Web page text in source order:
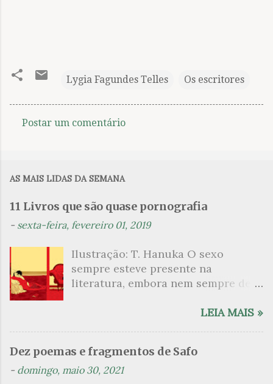
Lygia Fagundes Telles Os escritores
n
i
o
Postar um comentário
AS MAIS LIDAS DA SEMANA
11 Livros que são quase pornografia
- sexta-feira, fevereiro 01, 2019
Ilustração: T. Hanuka O sexo
sempre esteve presente na
literatura, embora nem sempre de
que mergulharam em sua própria
psicanalítico e findaram por revelar
a partir dessa intimidade o lado
LEIA MAIS »
Dez poemas e fragmentos de Safo
- domingo, maio 30, 2021